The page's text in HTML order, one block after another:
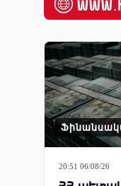
20:51 06/08/26